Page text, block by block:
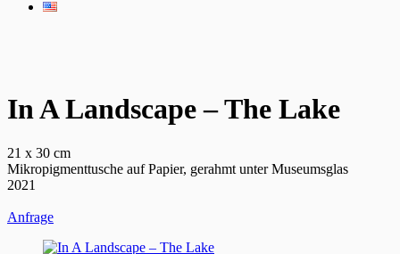
In A Landscape – The Lake
21 x 30 cm
Mikropigmenttusche auf Papier, gerahmt unter Museumsglas
2021
Anfrage